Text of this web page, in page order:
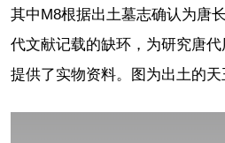
其中M8根据出土墓志确认为唐
代文献记载的缺环，为研究唐
提供了实物资料。图为出土的天